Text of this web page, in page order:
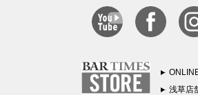
浅草店